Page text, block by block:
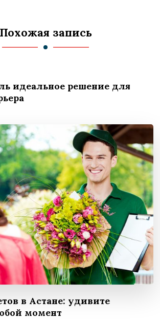
Похожая запись
идеальное решение для
в Астане: удивите
момент